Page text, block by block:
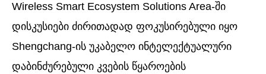
Wireless Smart Ecosystem Solutions Area-ში
დისკუსიები ძირითადად ფოკუსირებული იყო
Shengchang-ის უკაბელო ინტელექტუალური
დაბინძურებული კვების წყაროების